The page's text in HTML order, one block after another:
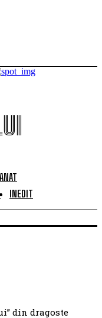
INEDIT
din dragoste